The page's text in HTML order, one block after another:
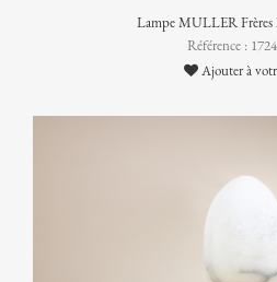
Lampe MULLER
Référence :
Ajouter à